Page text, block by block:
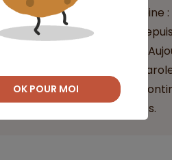
à une double peine
hausse des taux
moins de 1 % sur vingt ans.
mal”, évoque la porte-
pourraient même
de prêts confondues.
OK POUR MOI